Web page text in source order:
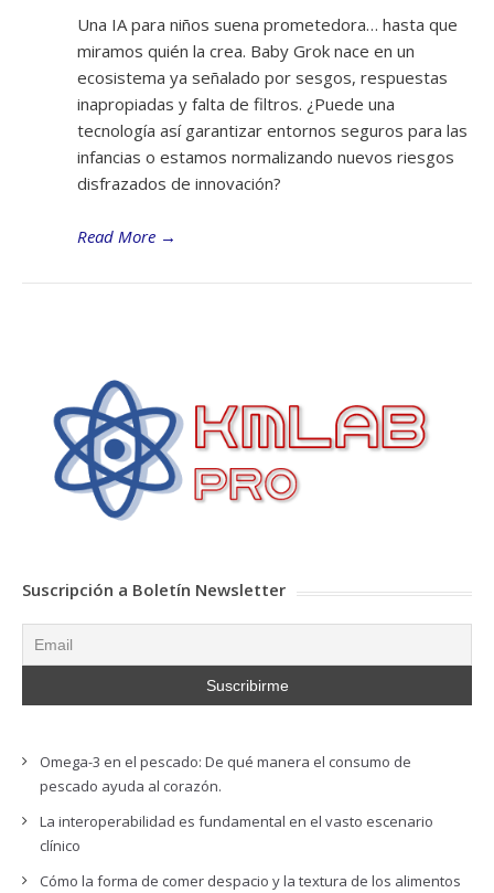
Una IA para niños suena prometedora… hasta que
miramos quién la crea. Baby Grok nace en un
ecosistema ya señalado por sesgos, respuestas
inapropiadas y falta de filtros. ¿Puede una
tecnología así garantizar entornos seguros para las
infancias o estamos normalizando nuevos riesgos
disfrazados de innovación?
Read More →
Suscripción a Boletín Newsletter
Omega-3 en el pescado: De qué manera el consumo de
pescado ayuda al corazón.
La interoperabilidad es fundamental en el vasto escenario
clínico
Cómo la forma de comer despacio y la textura de los alimentos